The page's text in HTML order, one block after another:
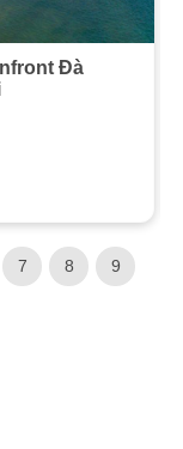
Đà
7 8 9